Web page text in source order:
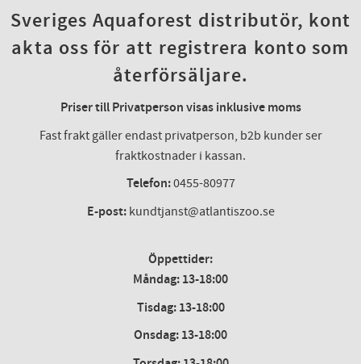
Sveriges Aquaforest distributör, kont
akta oss för att registrera konto som
återförsäljare.
Priser till Privatperson visas inklusive moms
Fast frakt gäller endast privatperson, b2b kunder ser
fraktkostnader i kassan.
Telefon:0455-80977
E-post:kundtjanst@atlantiszoo.se
Öppettider:
Måndag: 13-18:00
Tisdag: 13-18:00
Onsdag:13-18:00